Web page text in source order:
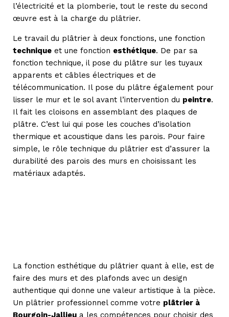
l’électricité et la plomberie, tout le reste du second
œuvre est à la charge du plâtrier.
Le travail du plâtrier à deux fonctions, une fonction
technique et une fonction esthétique. De par sa
fonction technique, il pose du plâtre sur les tuyaux
apparents et câbles électriques et de
télécommunication. Il pose du plâtre également pour
lisser le mur et le sol avant l’intervention du peintre.
Il fait les cloisons en assemblant des plaques de
plâtre. C’est lui qui pose les couches d’isolation
thermique et acoustique dans les parois. Pour faire
simple, le rôle technique du plâtrier est d’assurer la
durabilité des parois des murs en choisissant les
matériaux adaptés.
La fonction esthétique du plâtrier quant à elle, est de
faire des murs et des plafonds avec un design
authentique qui donne une valeur artistique à la pièce.
Un plâtrier professionnel comme votre plâtrier à
Bourgoin-Jallieu a les compétences pour choisir des